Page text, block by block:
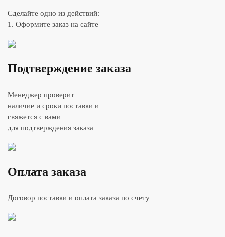
Сделайте одно из действий:
1. Оформите заказ на сайте
Подтверждение заказа
Менеджер проверит
наличие и сроки поставки и
свяжется с вами
для подтверждения заказа
Оплата заказа
Договор поставки и оплата заказа по счету